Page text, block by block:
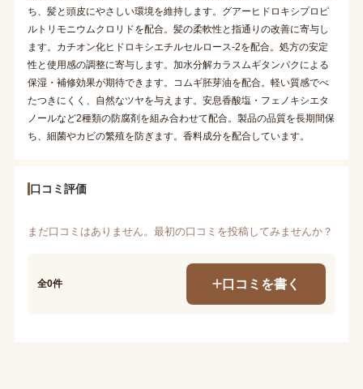
ち、髪と頭皮にやさしい環境を維持します。グアーヒドロキシプロピ
ルトリモニウムクロリドを配合。髪の柔軟性と指通りの改善に寄与し
ます。カチオン化ヒドロキシエチルセルロース-2を配合。処方の安定
性と使用感の調整に寄与します。加水分解カラスムギタンパクによる
保湿・補修効果が期待できます。コムギ胚芽油を配合。軽い質感でべ
たつきにくく、自然なツヤを与えます。安息香酸塩・フェノキシエタ
ノールなど2種類の防腐剤を組み合わせて配合。製品の品質を長期間保
ち、細菌やカビの繁殖を防ぎます。香料成分を配合しています。
口コミ評価
まだ口コミはありません。最初の口コミを投稿してみませんか？
全0件 口コミを書く